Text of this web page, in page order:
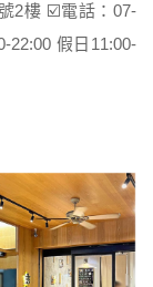
2樓 ☑️電話：07-
22:00 假日11:00-